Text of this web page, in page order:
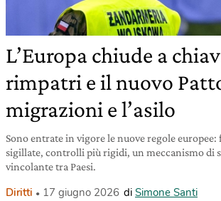
L’Europa chiude a
rimpatri e il nuovo
migrazioni e l’asilo
Sono entrate in vigore le nuove regole
sigillate, controlli più rigidi, un meccanismo di
vincolante tra Paesi.
Diritti 17 giugno 2026 di Simone Santi